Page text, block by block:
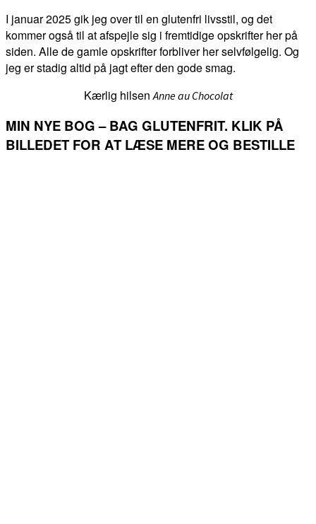
I januar 2025 gik jeg over til en glutenfri livsstil, og det
kommer også til at afspejle sig i fremtidige opskrifter her på
siden. Alle de gamle opskrifter forbliver her selvfølgelig. Og
jeg er stadig altid på jagt efter den gode smag.
Kærlig hilsenAnne au Chocolat
MIN NYE BOG – BAG GLUTENFRIT. KLIK PÅ
BILLEDET FOR AT LÆSE MERE OG BESTILLE